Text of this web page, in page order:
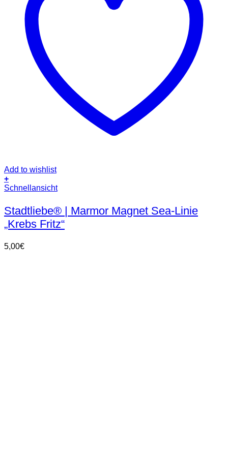
Add to wishlist
+
Schnellansicht
Stadtliebe® | Marmor Magnet Sea-Linie
„Krebs Fritz“
5,00€